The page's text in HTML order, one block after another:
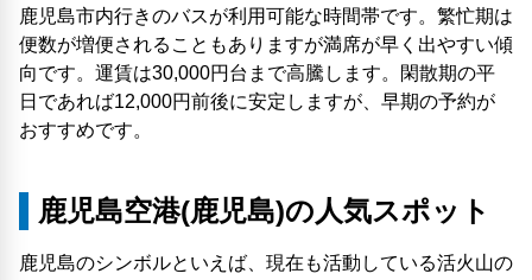
鹿児島市内行きのバスが利用可能な時間帯です。繁忙期は
便数が増便されることもありますが満席が早く出やすい傾
向です。運賃は30,000円台まで高騰します。閑散期の平
日であれば12,000円前後に安定しますが、早期の予約が
おすすめです。
鹿児島空港(鹿児島)の人気スポット
鹿児島のシンボルといえば、現在も活動している活火山の